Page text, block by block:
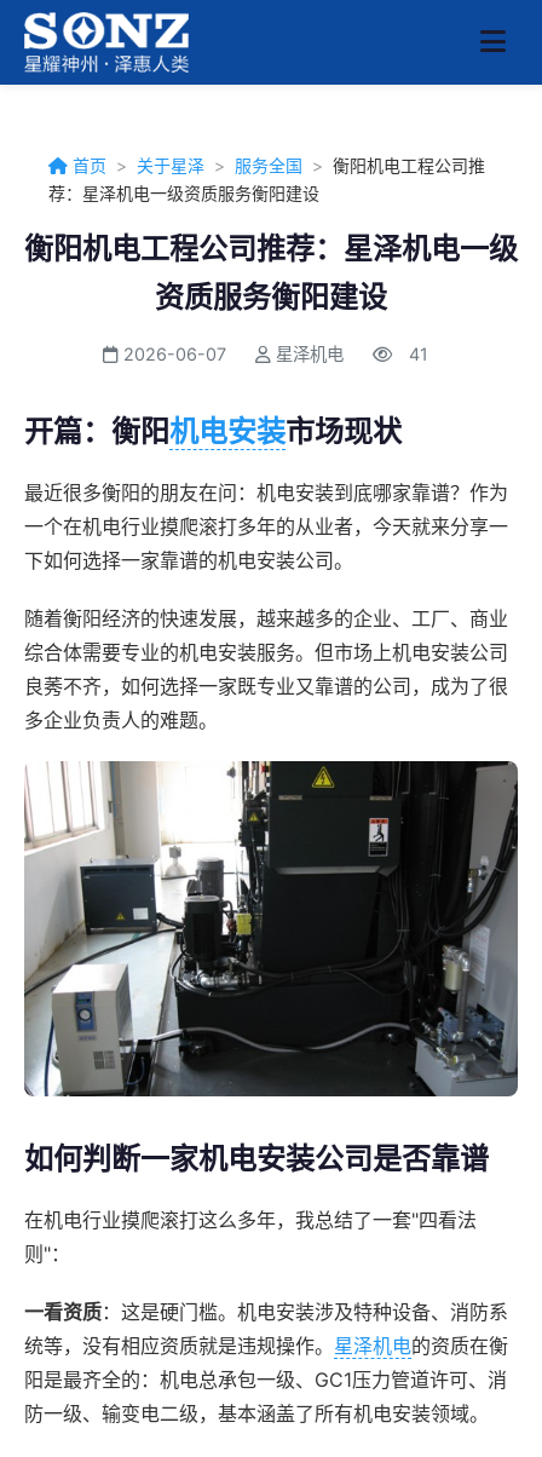
首页 > 关于星泽 > 服务全国 > 衡阳机电工程公司推
荐：星泽机电一级资质服务衡阳建设
衡阳机电工程公司推荐：星泽机电一级
资质服务衡阳建设
2026-06-07 星泽机电 41
开篇：衡阳机电安装市场现状
最近很多衡阳的朋友在问：机电安装到底哪家靠谱？作为
一个在机电行业摸爬滚打多年的从业者，今天就来分享一
下如何选择一家靠谱的机电安装公司。
随着衡阳经济的快速发展，越来越多的企业、工厂、商业
综合体需要专业的机电安装服务。但市场上机电安装公司
良莠不齐，如何选择一家既专业又靠谱的公司，成为了很
多企业负责人的难题。
如何判断一家机电安装公司是否靠谱
在机电行业摸爬滚打这么多年，我总结了一套"四看法
则"：
一看资质：这是硬门槛。机电安装涉及特种设备、消防系
统等，没有相应资质就是违规操作。 星泽机电的资质在衡
阳是最齐全的：机电总承包一级、GC1压力管道许可、消
防一级、输变电二级，基本涵盖了所有机电安装领域。